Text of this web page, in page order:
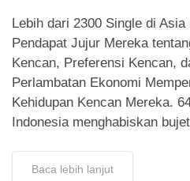
Lebih dari 2300 Single di
Pendapat Jujur Mereka
Kencan, Preferensi Kencan,
Perlambatan Ekonomi
Kehidupan Kencan Mereka.
Indonesia menghabiskan
Baca lebih lanjut